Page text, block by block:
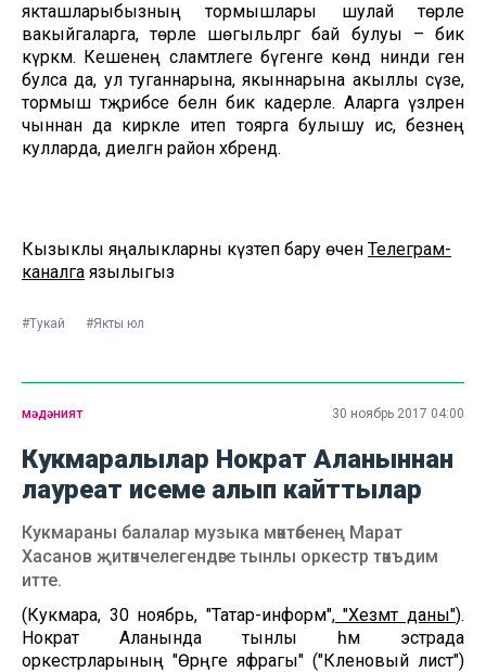
якташларыбызның тормышлары шулай төрле
вакыйгаларга, төрле шөгыльләргә бай булуы – бик
күркәм. Кешенең сәламәтлеге бүгенге көндә нинди генә
булса да, ул туганнарына, якыннарына акыллы сүзе,
тормыш тәҗрибәсе белән бик кадерле. Аларга үзләрен
чыннан да кирәкле итеп тоярга булышу исә, безнең
кулларда, диелгән район хәбәрендә.
Кызыклы яңалыкларны күзәтеп бару өчен Телеграм-
каналга язылыгыз
#Тукай #Якты юл
мәдәният 30 ноябрь 2017 04:00
Кукмаралылар Нократ Аланыннан
лауреат исеме алып кайттылар
Кукмараны балалар музыка мәктәбенең Марат
Хасанов җитәкчелегендәге тынлы оркестр тәкъдим
итте.
(Кукмара, 30 ноябрь, "Татар-информ","Хезмәт даны").
Нократ Аланында тынлы һәм эстрада
оркестрларының "Өрәңге яфрагы" ("Кленовый лист")